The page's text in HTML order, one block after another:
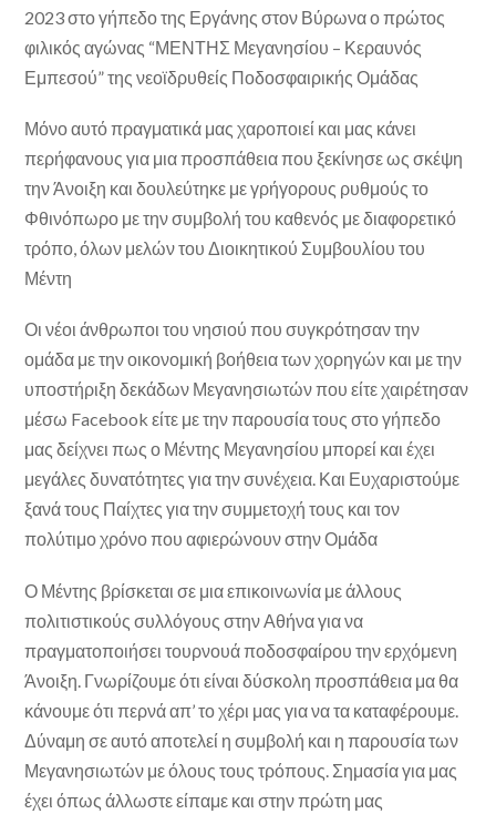
2023 στο γήπεδο της Εργάνης στον Βύρωνα ο πρώτος
φιλικός αγώνας “ΜΕΝΤΗΣ Μεγανησίου – Κεραυνός
Εμπεσού” της νεοϊδρυθείς Ποδοσφαιρικής Ομάδας
Μόνο αυτό πραγματικά μας χαροποιεί και μας κάνει
περήφανους για μια προσπάθεια που ξεκίνησε ως σκέψη
την Άνοιξη και δουλεύτηκε με γρήγορους ρυθμούς το
Φθινόπωρο με την συμβολή του καθενός με διαφορετικό
τρόπο, όλων μελών του Διοικητικού Συμβουλίου του
Μέντη
Οι νέοι άνθρωποι του νησιού που συγκρότησαν την
ομάδα με την οικονομική βοήθεια των χορηγών και με την
υποστήριξη δεκάδων Μεγανησιωτών που είτε χαιρέτησαν
μέσω Facebook είτε με την παρουσία τους στο γήπεδο
μας δείχνει πως ο Μέντης Μεγανησίου μπορεί και έχει
μεγάλες δυνατότητες για την συνέχεια. Και Ευχαριστούμε
ξανά τους Παίχτες για την συμμετοχή τους και τον
πολύτιμο χρόνο που αφιερώνουν στην Ομάδα
Ο Μέντης βρίσκεται σε μια επικοινωνία με άλλους
πολιτιστικούς συλλόγους στην Αθήνα για να
πραγματοποιήσει τουρνουά ποδοσφαίρου την ερχόμενη
Άνοιξη. Γνωρίζουμε ότι είναι δύσκολη προσπάθεια μα θα
κάνουμε ότι περνά απ’ το χέρι μας για να τα καταφέρουμε.
Δύναμη σε αυτό αποτελεί η συμβολή και η παρουσία των
Μεγανησιωτών με όλους τους τρόπους. Σημασία για μας
έχει όπως άλλωστε είπαμε και στην πρώτη μας